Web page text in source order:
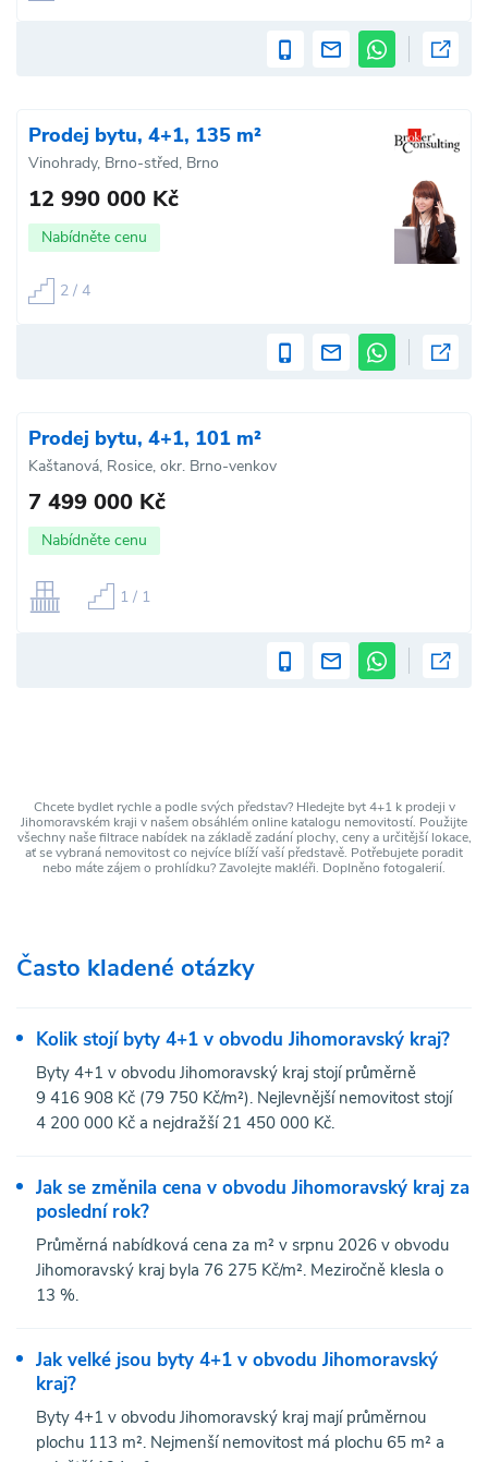
Prodej bytu, 4+1, 135 m²
Vinohrady, Brno-střed, Brno
12 990 000 Kč
Nabídněte cenu
2 / 4
Prodej bytu, 4+1, 101 m²
Kaštanová, Rosice, okr. Brno-venkov
7 499 000 Kč
Nabídněte cenu
1 / 1
Chcete bydlet rychle a podle svých představ? Hledejte byt 4+1 k prodeji v
Jihomoravském kraji v našem obsáhlém online katalogu nemovitostí. Použijte
všechny naše filtrace nabídek na základě zadání plochy, ceny a určitější lokace,
ať se vybraná nemovitost co nejvíce blíží vaší představě. Potřebujete poradit
nebo máte zájem o prohlídku? Zavolejte makléři. Doplněno fotogalerií.
Často kladené otázky
Kolik stojí byty 4+1 v obvodu Jihomoravský kraj?
Byty 4+1 v obvodu Jihomoravský kraj stojí průměrně
9 416 908 Kč (79 750 Kč/m²). Nejlevnější nemovitost stojí
4 200 000 Kč a nejdražší 21 450 000 Kč.
Jak se změnila cena v obvodu Jihomoravský kraj za
poslední rok?
Průměrná nabídková cena za m² v srpnu 2026 v obvodu
Jihomoravský kraj byla 76 275 Kč/m². Meziročně klesla o
13 %.
Jak velké jsou byty 4+1 v obvodu Jihomoravský
kraj?
Byty 4+1 v obvodu Jihomoravský kraj mají průměrnou
plochu 113 m². Nejmenší nemovitost má plochu 65 m² a